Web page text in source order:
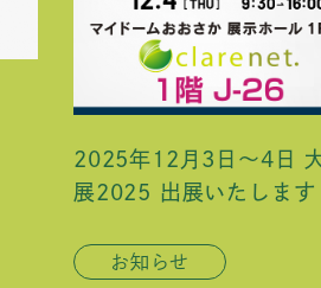
2025年12月3日～4日
展2025 出展いたします
お知らせ